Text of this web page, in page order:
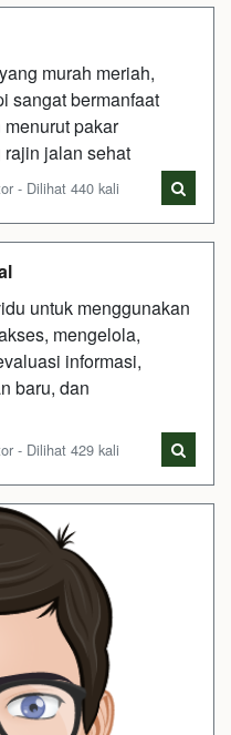
murah meriah,
sangat bermanfaat
pakar
rajin jalan sehat
- Dilihat 440 kali
untuk menggunakan
mengelola,
informasi,
baru, dan
- Dilihat 429 kali